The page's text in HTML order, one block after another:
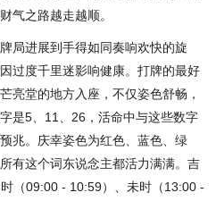
气之路越走越顺。
局进展到手得如同奏响欢快的旋
过度千里迷影响健康。打牌的最好
亮堂的地方入座，不仅姿色舒畅，
是5、11、26，活命中与这些数字
兆。庆幸姿色为红色、蓝色、绿
有这个词东说念主都活力满满。吉
（09:00 - 10:59）、未时（13:00 -